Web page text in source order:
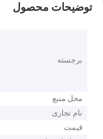
توضیحات محصول
برجسته
محل منبع
نام تجاری
قیمت